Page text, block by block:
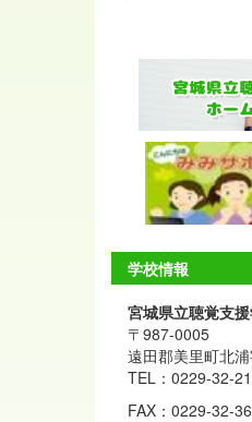
学校情報
宮城県立聴覚支
〒987-0005
遠田郡美里町北
TEL：0229-32-
FAX：0229-32-